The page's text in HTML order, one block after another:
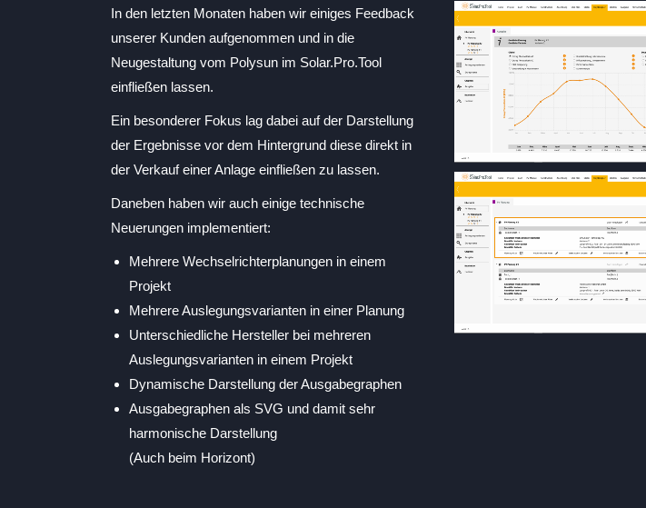
In den letzten Monaten haben wir einiges Feedback
unserer Kunden aufgenommen und in die
Neugestaltung vom Polysun im Solar.Pro.Tool
einfließen lassen.
Ein besonderer Fokus lag dabei auf der Darstellung
der Ergebnisse vor dem Hintergrund diese direkt in
der Verkauf einer Anlage einfließen zu lassen.
Daneben haben wir auch einige technische
Neuerungen implementiert:
Mehrere Wechselrichterplanungen in einem
Projekt
Mehrere Auslegungsvarianten in einer Planung
Unterschiedliche Hersteller bei mehreren
Auslegungsvarianten in einem Projekt
Dynamische Darstellung der Ausgabegraphen
Ausgabegraphen als SVG und damit sehr
harmonische Darstellung
(Auch beim Horizont)